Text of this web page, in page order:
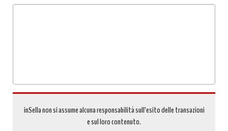
Tipo
inSella non si assume alcuna responsabilità sull’esito delle transazioni
e sul loro contenuto.